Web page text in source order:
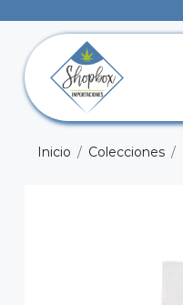
Inicio Colecciones